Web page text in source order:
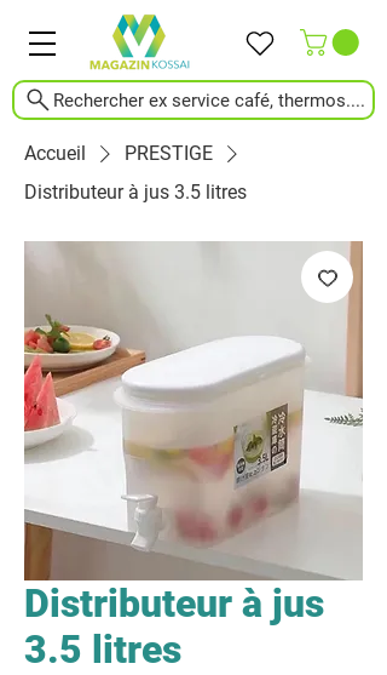
Rechercher ex service café, thermos....
Accueil
PRESTIGE
Distributeur à jus 3.5 litres
Distributeur à jus
3.5 litres